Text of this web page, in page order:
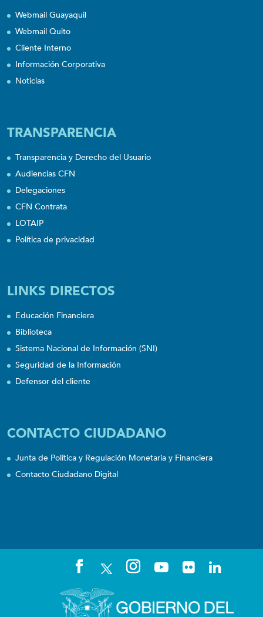
Webmail Guayaquil
Webmail Quito
Cliente Interno
Información Corporativa
Noticias
TRANSPARENCIA
Transparencia y Derecho del Usuario
Audiencias CFN
Delegaciones
CFN Contrata
LOTAIP
Política de privacidad
LINKS DIRECTOS
Educación Financiera
Biblioteca
Sistema Nacional de Información (SNI)
Seguridad de la Información
Defensor del cliente
CONTACTO CIUDADANO
Junta de Política y Regulación Monetaria y Financiera
Contacto Ciudadano Digital